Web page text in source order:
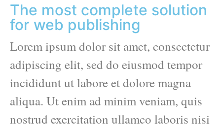
The most complete solution
for web publishing
Lorem ipsum dolor sit amet, consectetur
adipiscing elit, sed do eiusmod tempor
incididunt ut labore et dolore magna
aliqua. Ut enim ad minim veniam, quis
nostrud exercitation ullamco laboris nisi